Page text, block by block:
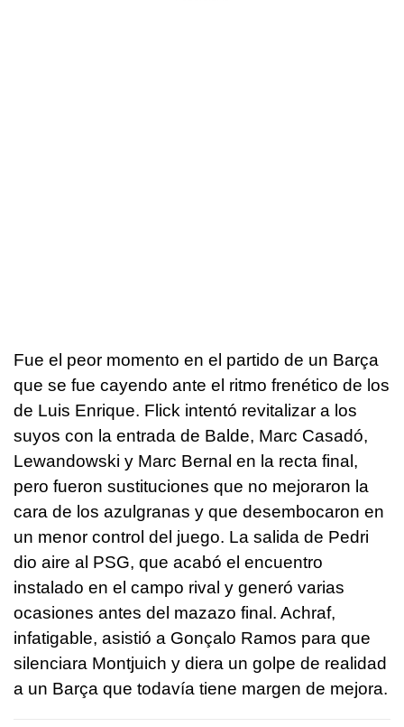
Fue el peor momento en el partido de un Barça
que se fue cayendo ante el ritmo frenético de los
de Luis Enrique. Flick intentó revitalizar a los
suyos con la entrada de Balde, Marc Casadó,
Lewandowski y Marc Bernal en la recta final,
pero fueron sustituciones que no mejoraron la
cara de los azulgranas y que desembocaron en
un menor control del juego. La salida de Pedri
dio aire al PSG, que acabó el encuentro
instalado en el campo rival y generó varias
ocasiones antes del mazazo final. Achraf,
infatigable, asistió a Gonçalo Ramos para que
silenciara Montjuich y diera un golpe de realidad
a un Barça que todavía tiene margen de mejora.